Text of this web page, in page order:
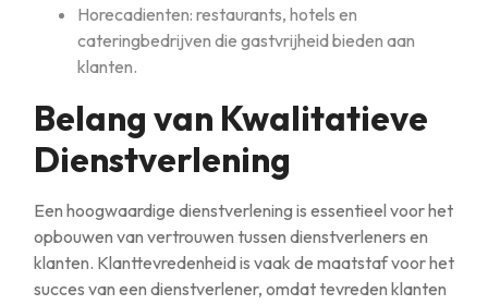
Horecadienten: restaurants, hotels en
cateringbedrijven die gastvrijheid bieden aan
klanten.
Belang van Kwalitatieve
Dienstverlening
Een hoogwaardige dienstverlening is essentieel voor het
opbouwen van vertrouwen tussen dienstverleners en
klanten. Klanttevredenheid is vaak de maatstaf voor het
succes van een dienstverlener, omdat tevreden klanten